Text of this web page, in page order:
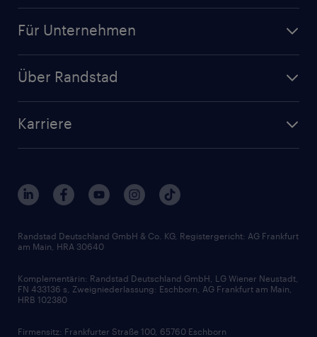
Initiativbewerbung
Randstad Akademie
Für Unternehmen
Branchen
Über Randstad
Interne Karriere
FAQ - Bewerber / Kunden
Zertifikate und Auszeichnungen
Karriere
Berufsprofile
Gehaltsthemen
Bewerbungsratgeber
Soft Skills
Skills
Randstad Deutschland GmbH & Co. KG, Registergericht: AG Frankfurt
am Main, HRA 30640
Komplementärin: Randstad Deutschland GmbH, LG Wiener Neustadt,
FN 433136 s, Zweigniederlassung: Eschborn, AG Frankfurt am Main,
HRB 102380
Firmensitz: Frankfurter Straße 100, 65760 Eschborn